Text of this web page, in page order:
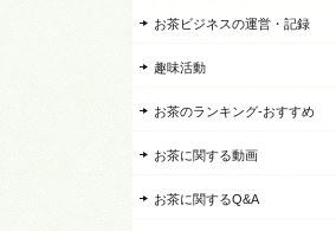
お茶ビジネスの運営・記録
趣味活動
お茶のランキング-おすすめ
お茶に関する動画
お茶に関するQ&A